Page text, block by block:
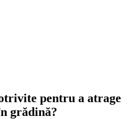
pentru a atrage
grădină?